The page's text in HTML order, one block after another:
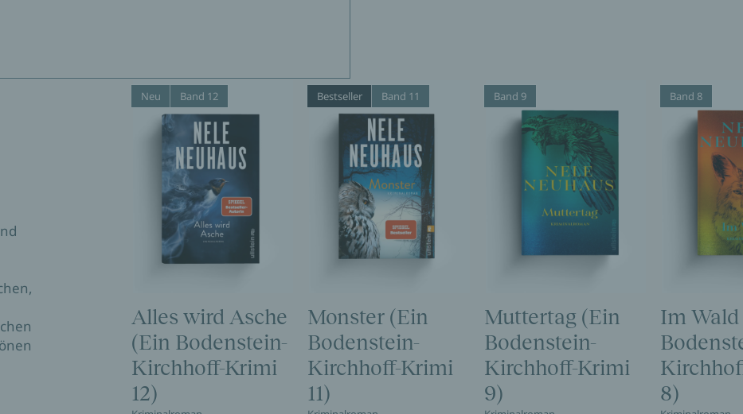
Neu Band 12
Alles wird Asche
(Ein Bodenstein-
Kirchhoff-Krimi
12)
Bestseller Band 11
Monster (Ein
Bodenstein-
Kirchhoff-Krimi
11)
Band 9
Muttertag (Ein
Bodenstein-
Kirchhoff-Krimi
9)
Band 8
Im
8)